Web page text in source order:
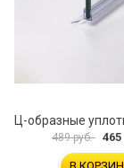
489 руб. 465